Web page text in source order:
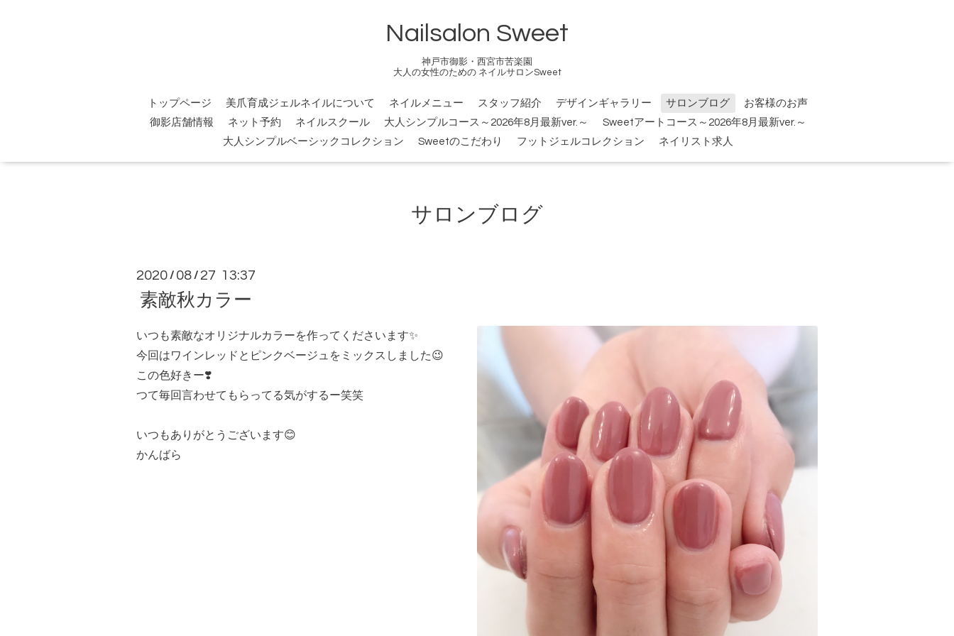
Nailsalon Sweet
神戸市御影・西宮市苦楽園
大人の女性のための ネイルサロンSweet
トップページ 美爪育成ジェルネイルについて ネイルメニュー スタッフ紹介 デザインギャラリー サロンブログ
お客様のお声
御影店舗情報
ネット予約 ネイルスクール 大人シンプルコース～2026年8月最新ver.～
Sweetアートコース～2026年8月最新ver.～
大人シンプルベーシックコレクション
Sweetのこだわり フットジェルコレクション ネイリスト求人
サロンブログ
2020 / 08 / 27 13:37
素敵秋カラー
いつも素敵なオリジナルカラーを作ってくださいます✨
今回はワインレッドとピンクベージュをミックスしました😉
この色好きー❣️
つて毎回言わせてもらってる気がするー笑笑
いつもありがとうございます😊
かんばら